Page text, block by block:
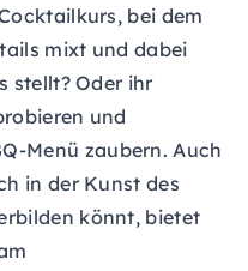
bei dem
mixt und dabei
stellt? Oder ihr
und
Menü zaubern. Auch
in der Kunst des
könnt, bietet